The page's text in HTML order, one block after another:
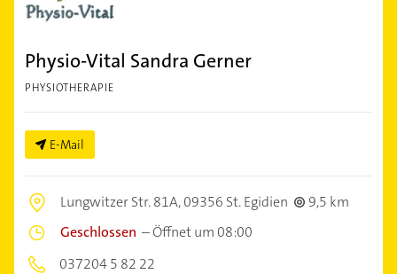
Physio-Vital Sandra Gerner
PHYSIOTHERAPIE
E-Mail
Lungwitzer Str. 81A,09356 St. Egidien
9,5 km
Geschlossen –Öffnet um 08:00
037204 5 82 22